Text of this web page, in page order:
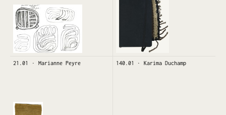
21.01 Marianne Peyre 140.01 Karima Duchamp